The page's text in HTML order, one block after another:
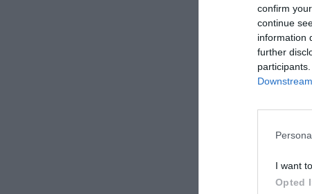
confirm
continue
information
further
I want
Opted